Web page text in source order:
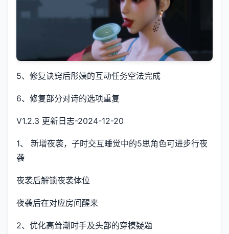
5、修复诀窍后彤姨的互动任务空法完成
6、修复部分对诗的选项重复
V1.2.3 更新日志-2024-12-20
1、 新增夜袭，子时交互睡觉中的5思角色可进步行夜
袭
夜袭后解锁夜袭体位
夜袭后在对应房间醒来
2、优化高耸潮时手及头部的穿模疑题